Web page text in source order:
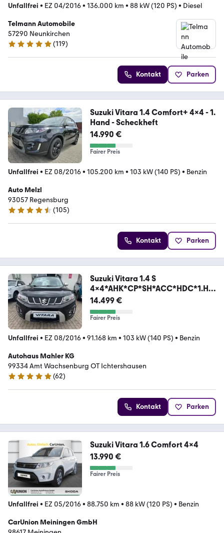
Unfallfrei • EZ 04/2016• 136.000 km • 88 kW (120 PS) • Diesel
Telmann Automobile
57290 Neunkirchen
5 Sterne
(119)
Kontakt Parken
Suzuki Vitara 1.4 Comfort+ 4x4 - 1.
Hand - Scheckheft
14.990 €
Fairer Preis
Unfallfrei • EZ 08/2016• 105.200 km • 103 kW (140 PS) • Benzin
Auto Melzl
93057 Regensburg
4.5 Sterne
(105)
Kontakt Parken
Suzuki Vitara 1.4 S
4x4*AHK*CP*SH*ACC*HDC*1.HA
ND*
14.499 €
Fairer Preis
Unfallfrei • EZ 08/2016• 91.168 km • 103 kW (140 PS) • Benzin
Autohaus Mahler KG
99334 Amt Wachsenburg OT Ichtershausen
5 Sterne
(62)
Kontakt Parken
Suzuki Vitara 1.6 Comfort 4x4
13.990 €
Fairer Preis
Unfallfrei • EZ 05/2016• 88.750 km • 88 kW (120 PS) • Benzin
CarUnion Meiningen GmbH